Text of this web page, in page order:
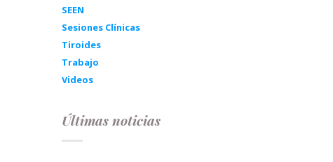
SEEN
Sesiones Clínicas
Tiroides
Trabajo
Videos
Últimas noticias